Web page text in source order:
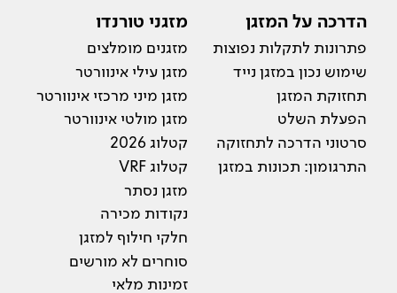
הדרכה על המזגן
פתרונות לתקלות נפוצות
שימוש נכון במזגן נייד
תחזוקת המזגן
הפעלת השלט
סרטוני הדרכה לתחזוקה
התרגומון: תכונות במזגן
מזגני טורנדו
מזגנים מומלצים
מזגן עילי אינוורטר
מזגן מיני מרכזי אינוורטר
מזגן מולטי אינוורטר
קטלוג 2026
קטלוג VRF
מזגן נסתר
נקודות מכירה
חלקי חילוף למזגן
סוחרים לא מורשים
זמינות מלאי